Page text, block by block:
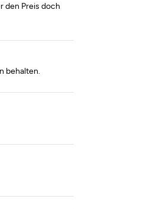
den Preis doch
behalten.